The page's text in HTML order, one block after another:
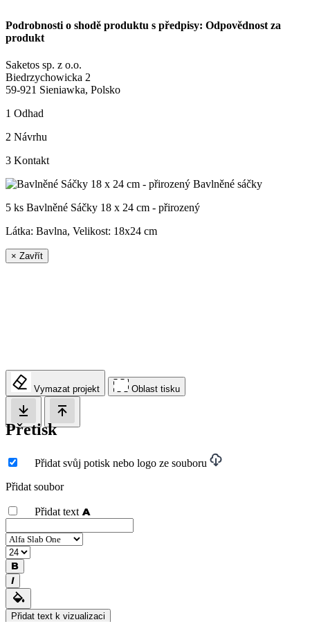
Podrobnosti o shodě produktu s předpisy: Odpovědnost za
produkt
Saketos sp. z o.o.
Biedrzychowicka 2
59-921 Sieniawka, Polsko
1 Odhad
2 Návrhu
3 Kontakt
5 ks Bavlněné Sáčky 18 x 24 cm - přirozený
Látka: Bavlna, Velikost: 18x24 cm
× Zavřít
Vymazat projekt Oblast tisku
Přetisk
Přidat svůj potisk nebo logo ze souboru
Přidat soubor
Přidat text
Přidat text k vizualizaci